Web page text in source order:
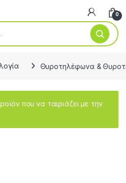
0
Θυροτηλέφωνα &
που να ταιριάζει με την